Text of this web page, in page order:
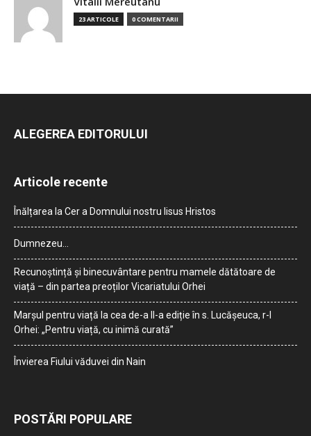
23 ARTICOLE 0 COMENTARII
ALEGEREA EDITORULUI
Articole recente
Înălțarea la Cer a Domnului nostru Iisus Hristos
Dumnezeu…
Recunoștință și binecuvântare pentru mamele dătătoare de
viață – din partea preoților Vicariatului Orhei
Marșul pentru viață la cea de-a II-a ediție în s. Lucășeuca, r-l
Orhei: „Pentru viață, cu inimă curată”
Învierea Fiului văduvei din Nain
POSTĂRI POPULARE